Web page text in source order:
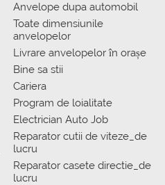
Anvelope dupa automobil
Toate dimensiunile
anvelopelor
Livrare anvelopelor în orașe
Bine sa stii
Cariera
Program de loialitate
Electrician Auto Job
Reparator cutii de viteze_de
lucru
Reparator casete directie_de
lucru